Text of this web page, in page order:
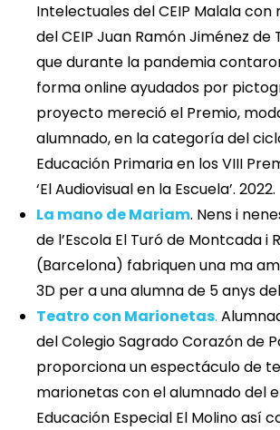
Intelectuales del CEIP Malala con
del CEIP Juan Ramón Jiménez de
que durante la pandemia
forma online ayudados por
proyecto mereció el Premio,
alumnado, en la categoría del
Educación Primaria en los VIII
‘El Audiovisual en la Escuela’. 2022.
La mano de Mariam. Nens i
de l’Escola El Turó de Montcada i
(Barcelona) fabriquen una ma
3D per a una alumna de 5 anys
Teatro con Marionetas.
del Colegio Sagrado Corazón de
proporciona un espectáculo de
marionetas con el alumnado del
Educación Especial El Molino así